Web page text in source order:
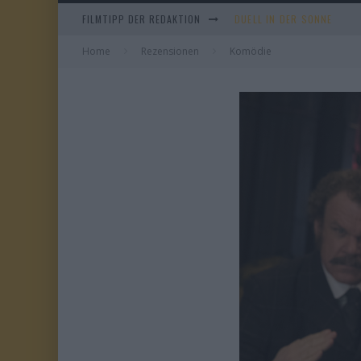
FILMTIPP DER REDAKTION DUELL IN DER SONNE
EVERYTIME
Home Rezensionen Komödie